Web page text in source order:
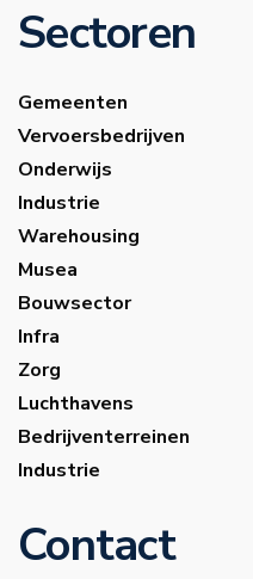
Sectoren
Gemeenten
Vervoersbedrijven
Onderwijs
Industrie
Warehousing
Musea
Bouwsector
Infra
Zorg
Luchthavens
Bedrijventerreinen
Industrie
Contact